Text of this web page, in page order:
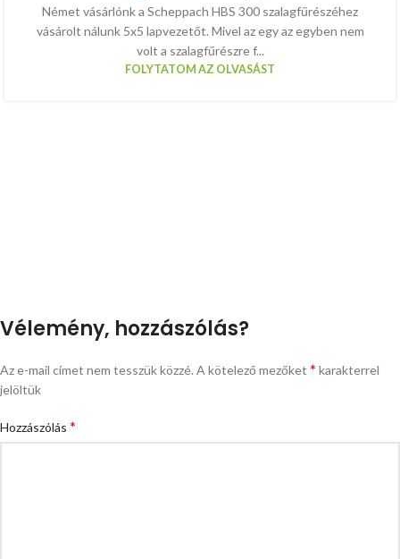
Német vásárlónk a Scheppach HBS 300 szalagfűrészéhez
vásárolt nálunk 5x5 lapvezetőt. Mivel az egy az egyben nem
volt a szalagfűrészre f...
FOLYTATOM AZ OLVASÁST
Vélemény, hozzászólás?
Az e-mail címet nem tesszük közzé. A kötelező mezőket * karakterrel
jelöltük
Hozzászólás *